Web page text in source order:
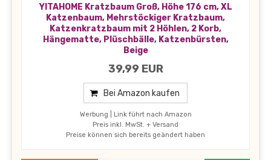
YITAHOME Kratzbaum Groß, Höhe 176 cm, XL
Katzenbaum, Mehrstöckiger Kratzbaum,
Katzenkratzbaum mit 2 Höhlen, 2 Korb,
Hängematte, Plüschbälle, Katzenbürsten,
Beige
39,99 EUR
Bei Amazon kaufen
Werbung | Link führt nach Amazon
Preis inkl. MwSt. + Versand
Preise können sich bereits geändert haben